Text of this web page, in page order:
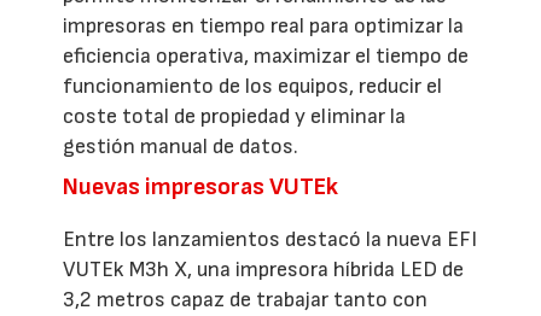
impresoras en tiempo real para optimizar la
eficiencia operativa, maximizar el tiempo de
funcionamiento de los equipos, reducir el
coste total de propiedad y eliminar la
gestión manual de datos.
Nuevas impresoras VUTEk
Entre los lanzamientos destacó la nueva EFI
VUTEk M3h X, una impresora híbrida LED de
3,2 metros capaz de trabajar tanto con